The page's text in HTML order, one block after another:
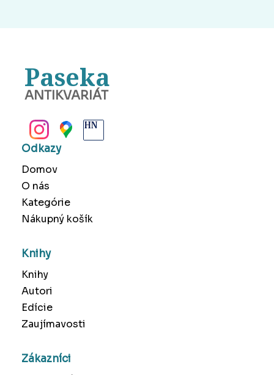
Paseka
ANTIKVARIÁT
Odkazy
Domov
O nás
Kategórie
Nákupný košík
Knihy
Knihy
Autori
Edície
Zaujímavosti
Zákazníci